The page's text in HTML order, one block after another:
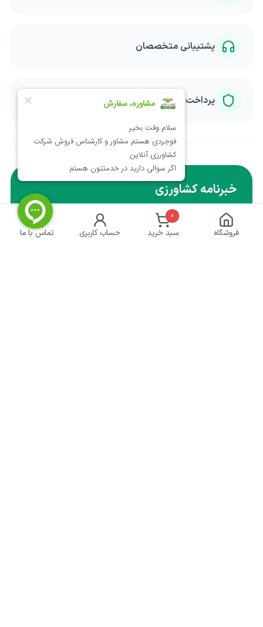
پشتیبانی متخصصان
پرداخت امن
خبرنامه کشاورزی
برای دریافت تخفیف ها و آموزش ها ایمیل خود را وارد
کنید.
فروشگاه سبد خرید
0
حساب کاربری تماس با ما